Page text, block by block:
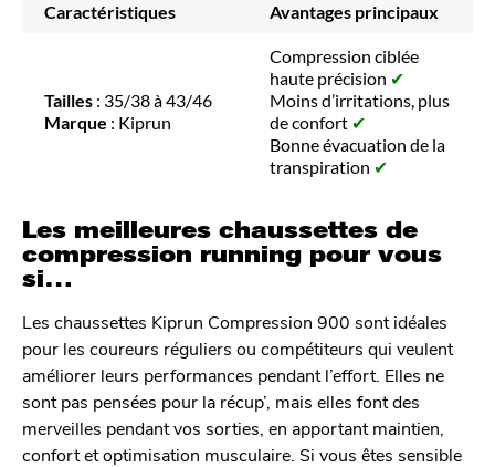
Caractéristiques Avantages principaux
Tailles : 35/38 à 43/46
Marque : Kiprun
Compression ciblée
haute précision ✔
Moins d’irritations, plus
de confort ✔
Bonne évacuation de la
transpiration ✔
Les meilleures chaussettes de
compression running pour vous
si…
Les chaussettes Kiprun Compression 900 sont idéales
pour les coureurs réguliers ou compétiteurs qui veulent
améliorer leurs performances pendant l’effort. Elles ne
sont pas pensées pour la récup’, mais elles font des
merveilles pendant vos sorties, en apportant maintien,
confort et optimisation musculaire. Si vous êtes sensible